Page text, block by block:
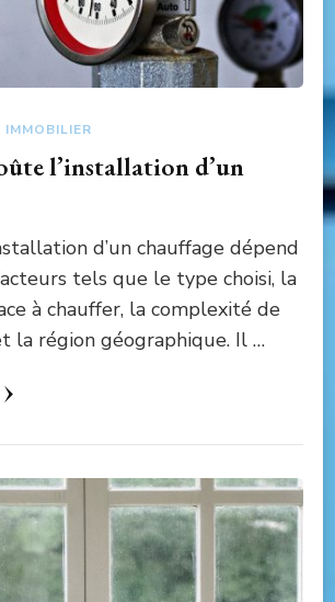
IMMOBILIER
l’installation d’un
d’un chauffage dépend
tels que le type choisi, la
à chauffer, la complexité de
la région géographique. Il …